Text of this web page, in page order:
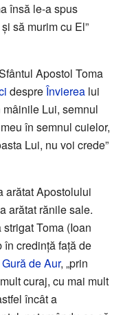
însă le-a spus
să murim cu El”
Apostol Toma
despreÎnvierea lui
mâinile Lui, semnul
în semnul cuielor,
Lui, nu voi crede”
arătat Apostolului
arătat rănile sale.
Toma (Ioan
în credință față de
de Aur, „prin
curaj, cu mai mult
încât a